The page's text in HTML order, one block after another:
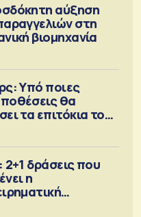
αύξηση
στη
βιομηχανία
Υπό ποιες
θα
τα επιτόκια τον
2+1 δράσεις που
η